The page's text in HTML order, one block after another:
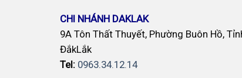
CHI NHÁNH DAKLAK
9A Tôn Thất Thuyết, Phường Buôn Hồ,
ĐắkLắk
Tel: 0963.34.12.14